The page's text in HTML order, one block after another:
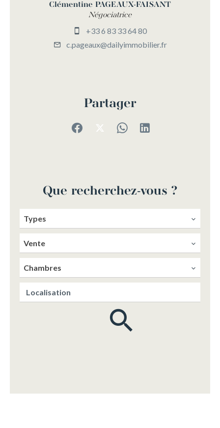
Clémentine PAGEAUX-FAISANT
Négociatrice
+33 6 83 33 64 80
c.pageaux@dailyimmobilier.fr
Partager
Que recherchez-vous ?
Types
Vente
Chambres
Localisation